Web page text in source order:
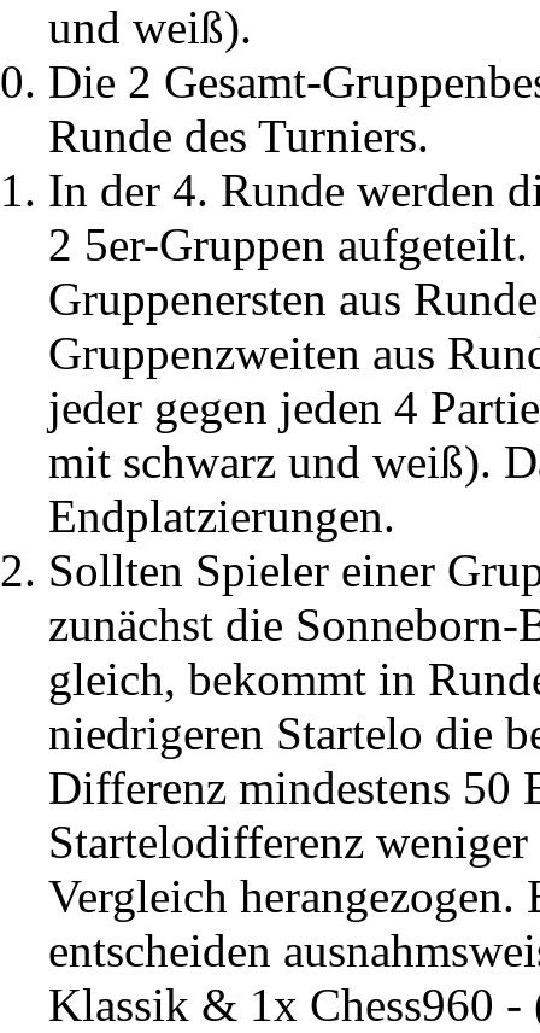
und weiß).
Die 2 Gesamt-
Runde des Turniers.
In der 4. Runde werden
2 5er-Gruppen
Gruppenersten aus
Gruppenzweiten aus
jeder gegen jeden 4
mit schwarz und weiß).
Endplatzierungen.
Sollten Spieler einer
zunächst die Sonneborn-
gleich, bekommt in
niedrigeren Startelo die
Differenz mindestens 50
Startelodifferenz
Vergleich
entscheiden
Klassik & 1x Chess960 -